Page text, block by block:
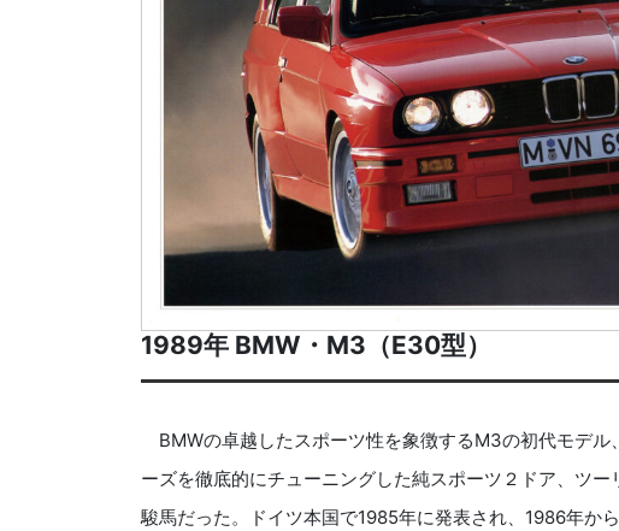
1989年 BMW・M3（E30型）
BMWの卓越したスポーツ性を象徴するM3の初代モデ
ーズを徹底的にチューニングした純スポーツ２ドア、ツ
駿馬だった。ドイツ本国で1985年に発表され、1986年か